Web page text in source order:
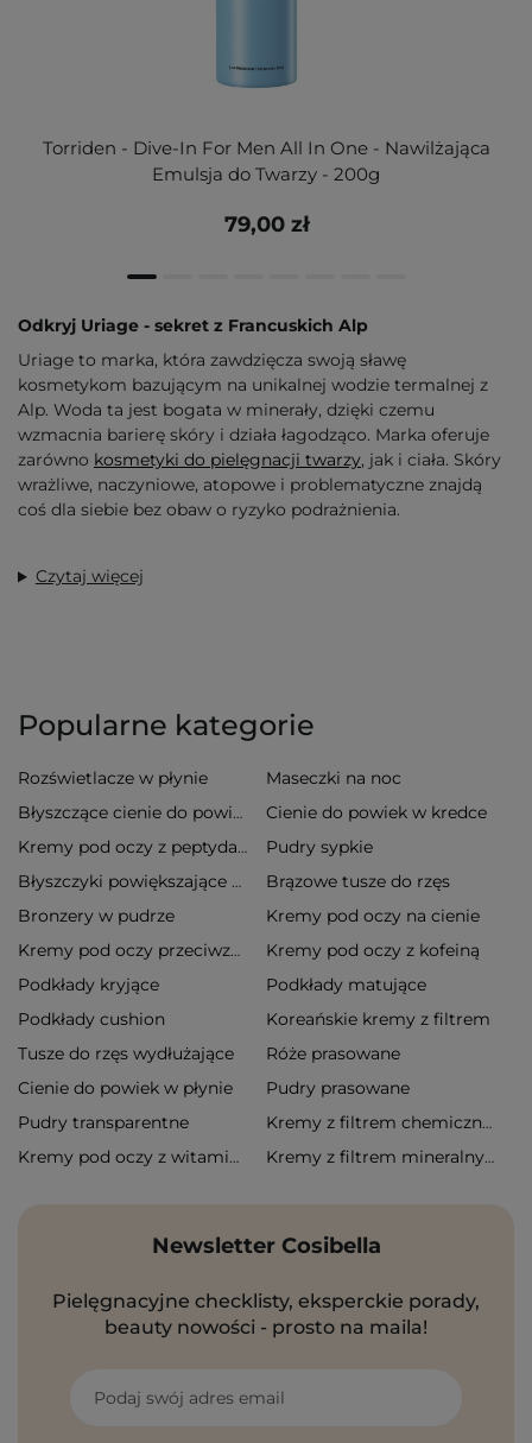
Torriden - Dive-In For Men All In One - Nawilżająca
Emulsja do Twarzy - 200g
79,00 zł
Odkryj Uriage - sekret z Francuskich Alp
Uriage to marka, która zawdzięcza swoją sławę
kosmetykom bazującym na unikalnej wodzie termalnej z
Alp. Woda ta jest bogata w minerały, dzięki czemu
wzmacnia barierę skóry i działa łagodząco. Marka oferuje
zarówno kosmetyki do pielęgnacji twarzy, jak i ciała. Skóry
wrażliwe, naczyniowe, atopowe i problematyczne znajdą
coś dla siebie bez obaw o ryzyko podrażnienia.
Czytaj więcej
Popularne kategorie
Rozświetlacze w płynie Maseczki na noc
Błyszczące cienie do powiek Cienie do powiek w kredce
Kremy pod oczy z peptydami Pudry sypkie
Błyszczyki powiększające usta
Brązowe tusze do rzęs
Bronzery w pudrze
Kremy pod oczy na cienie
Kremy pod oczy przeciwzmarszczkowe
Kremy pod oczy z kofeiną
Podkłady kryjące
Podkłady matujące
Podkłady cushion
Koreańskie kremy z filtrem
Tusze do rzęs wydłużające
Róże prasowane
Cienie do powiek w płynie
Pudry prasowane
Pudry transparentne
Kremy z filtrem chemicznym
Kremy pod oczy z witaminą c
Kremy z filtrem mineralnym
Newsletter Cosibella
Pielęgnacyjne checklisty, eksperckie porady,
beauty nowości - prosto na maila!
Podaj swój adres email